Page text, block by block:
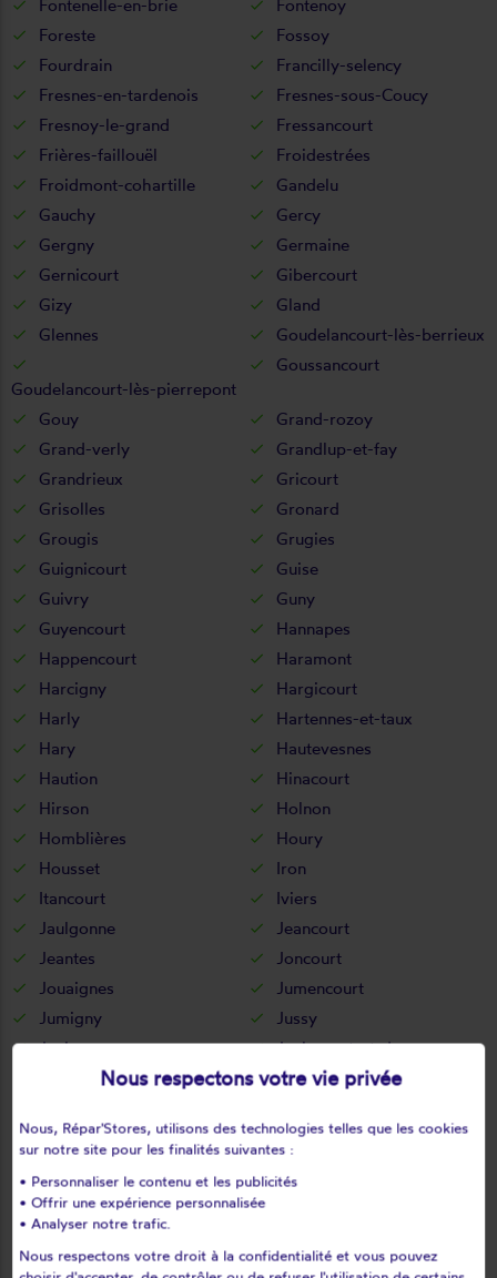
Fontenelle-en-brie
Fontenoy
Foreste
Fossoy
Fourdrain
Francilly-selency
Fresnes-en-tardenois
Fresnes-sous-Coucy
Fresnoy-le-grand
Fressancourt
Frières-faillouël
Froidestrées
Froidmont-cohartille
Gandelu
Gauchy
Gercy
Gergny
Germaine
Gernicourt
Gibercourt
Gizy
Gland
Glennes
Goudelancourt-lès-berrieux
Goudelancourt-lès-pierrepont
Goussancourt
Gouy
Grand-rozoy
Grand-verly
Grandlup-et-fay
Grandrieux
Gricourt
Grisolles
Gronard
Grougis
Grugies
Guignicourt
Guise
Guivry
Guny
Guyencourt
Hannapes
Happencourt
Haramont
Harcigny
Hargicourt
Harly
Hartennes-et-taux
Hary
Hautevesnes
Haution
Hinacourt
Hirson
Holnon
Homblières
Houry
Housset
Iron
Itancourt
Iviers
Jaulgonne
Jeancourt
Jeantes
Joncourt
Jouaignes
Jumencourt
Jumigny
Jussy
Juvigny
Juvincourt-et-damary
La bouteille
La capelle
La croix-sur-ourcq
La fère
La hérie
La neuville-bosmont
La neuville-housset
La neuville-lès-dorengt
Nous respectons votre vie privée
Nous, Répar'Stores, utilisons des technologies telles que les cookies
sur notre site pour les finalités suivantes :
• Personnaliser le contenu et les publicités
• Offrir une expérience personnalisée
• Analyser notre trafic.
Nous respectons votre droit à la confidentialité et vous pouvez